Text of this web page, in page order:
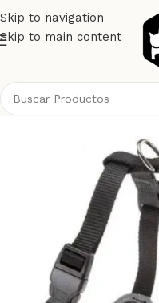
Skip to navigation
Skip to main content